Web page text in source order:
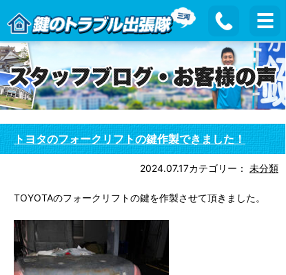
トヨタのフォークリフトの鍵作製できました！
2024.07.17カテゴリー： 未分類
TOYOTAのフォークリフトの鍵を作製させて頂きました。